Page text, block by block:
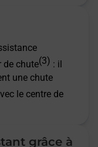
de chute(3) : il
une chute
le centre de
grâce à